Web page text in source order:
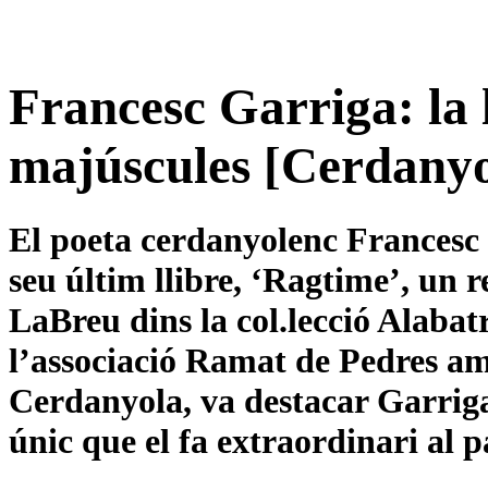
Francesc Garriga: la
majúscules
El poeta cerdanyolenc
seu últim llibre, ‘Ragtime’, un
LaBreu dins la col.lecció
l’associació Ramat de Pedres
Cerdanyola, va destacar
únic que el fa extraordinari al